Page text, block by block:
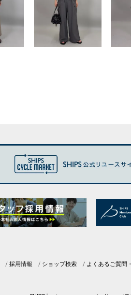
採用情報 ショップ検索 よくあるご質問